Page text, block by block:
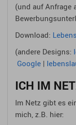
(und auf Anfrage
Download:
(andere Designs:
Google |
ICH IM
Im Netz gibt es
mich, z.B. hier: